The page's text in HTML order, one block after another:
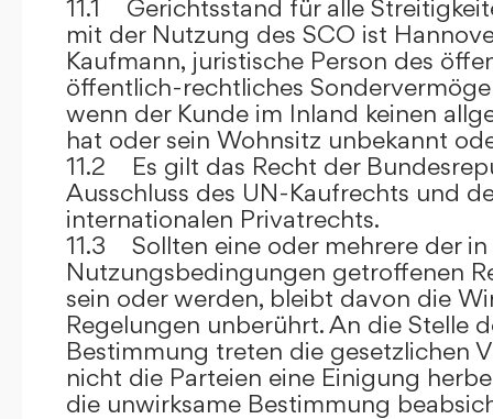
11.1 Gerichtsstand für alle
mit der Nutzung des SCO ist
Kaufmann, juristische Person des
öffentlich-rechtliches
wenn der Kunde im Inland keinen
hat oder sein Wohnsitz unbekannt
11.2 Es gilt das Recht der
Ausschluss des UN-Kaufrechts und
internationalen Privatrechts.
11.3 Sollten eine oder mehrere der in
Nutzungsbedingungen getroffenen
sein oder werden, bleibt davon die
Regelungen unberührt. An die Stelle
Bestimmung treten die gesetzlichen
nicht die Parteien eine Einigung
die unwirksame Bestimmung